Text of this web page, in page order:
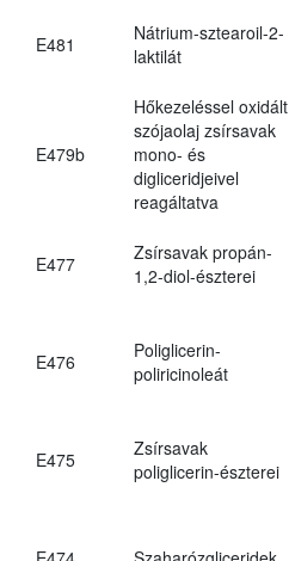
E481
Nátrium-sztearoil-2-
laktilát
E479b
Hőkezeléssel oxidált
szójaolaj zsírsavak
mono- és
digliceridjeivel
reagáltatva
E477
Zsírsavak propán-
1,2-diol-észterei
E476
Poliglicerin-
poliricinoleát
E475
Zsírsavak
poliglicerin-észterei